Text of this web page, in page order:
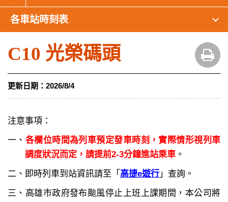
各車站時刻表
C10 光榮碼頭
更新日期： 2026/8/4
注意事項：
一、 各欄位時間為列車預定發車時刻，實際情形視列車
調度狀況而定，請提前2-3分鐘進站乘車 。
二、即時列車到站資訊請至「 高捷e遊行 」查詢。
三、高雄市政府發布颱風停止上班上課期間，本公司將